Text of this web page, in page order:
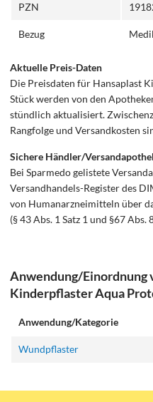
PZN
Bezug
Aktuelle Preis-Daten
Die Preisdaten für Hansaplast
Stück werden von den
stündlich aktualisiert.
Rangfolge und Versandkosten
Sichere Händler/
Bei Sparmedo gelistete
Versandhandels-Register des
von Humanarzneimitteln über
(§ 43 Abs. 1 Satz 1 und §67 Abs.
Anwendung/Einordnung
Kinderpflaster Aqua
Anwendung/Kategorie
Wundpflaster